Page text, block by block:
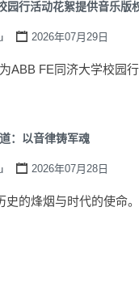
园行活动花絮提供音乐版
2026年07月29日
ABB FE同济大学校园
：以音律铸军魂
2026年07月28日
史的烽烟与时代的使命